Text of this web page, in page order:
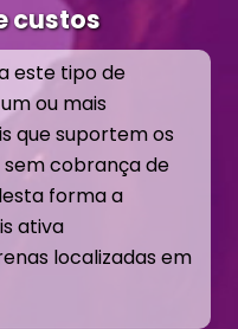
custos
este tipo de
ou mais
que suportem os
cobrança de
forma a
ativa
localizadas em